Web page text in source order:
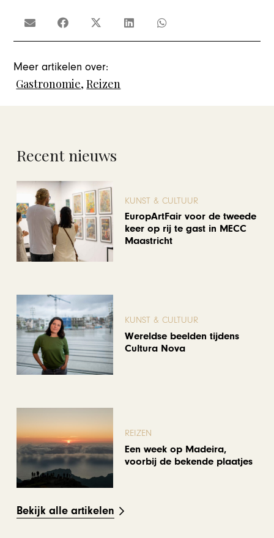
Meer artikelen over:
Gastronomie,Reizen
Recent nieuws
KUNST & CULTUUR
EuropArtFair voor de tweede
keer op rij te gast in MECC
Maastricht
KUNST & CULTUUR
Wereldse beelden tijdens
Cultura Nova
REIZEN
Een week op Madeira,
voorbij de bekende plaatjes
Bekijk alle artikelen